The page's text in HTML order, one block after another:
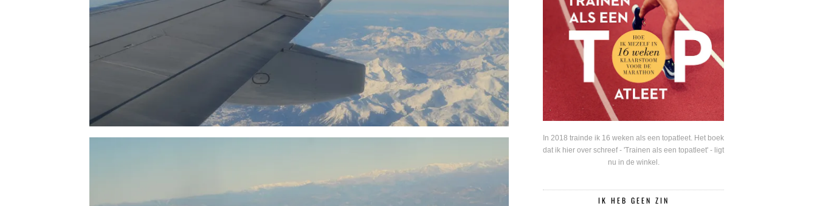
In 2018 trainde ik 16 weken als een topatleet. Het boek
dat ik hier over schreef - 'Trainen als een topatleet' - ligt
nu in de winkel.
IK HEB GEEN ZIN